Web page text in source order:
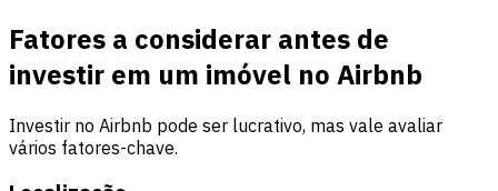
Fatores a considerar antes de
investir em um imóvel no Airbnb
Investir no Airbnb pode ser lucrativo, mas vale avaliar
vários fatores-chave.